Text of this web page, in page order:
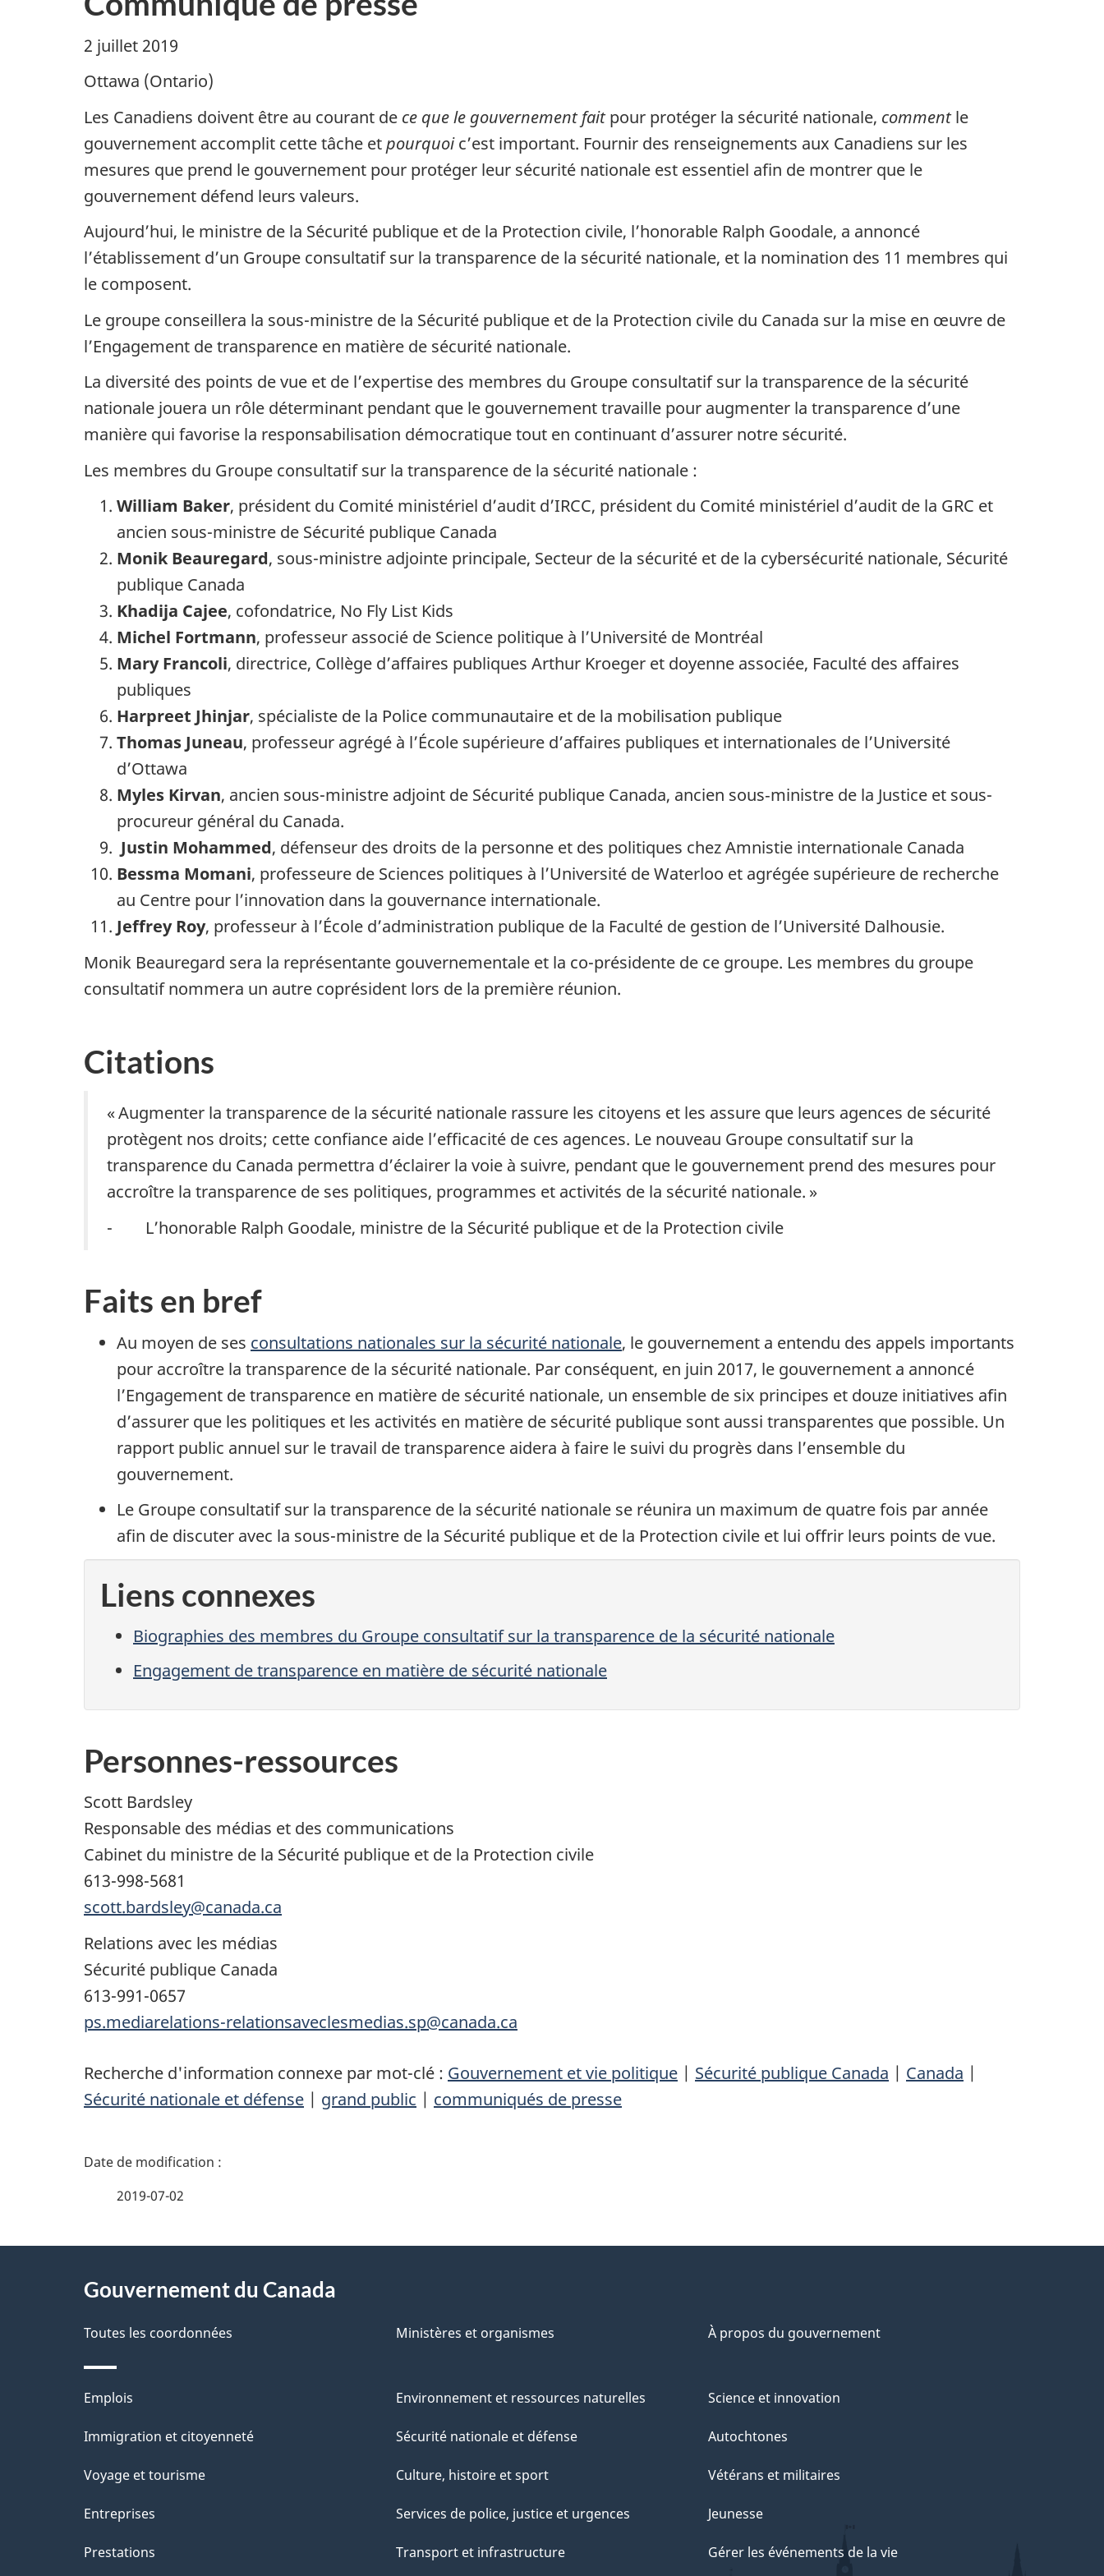
2 juillet 2019
Ottawa (Ontario)
Les Canadiens doivent être au courant de ce que le gouvernement faitpour protéger la sécurité nationale, commentle
gouvernement accomplit cette tâche etpourquoic’est important. Fournir des renseignements aux Canadiens sur les
mesures que prend le gouvernement pour protéger leur sécurité nationale est essentiel afin de montrer que le
gouvernement défend leurs valeurs.
Aujourd’hui, le ministre de la Sécurité publique et de la Protection civile, l’honorable Ralph Goodale, a annoncé
l’établissement d’un Groupe consultatif sur la transparence de la sécurité nationale, et la nomination des 11 membres qui
le composent.
Le groupe conseillera la sous-ministre de la Sécurité publique et de la Protection civile du Canada sur la mise en œuvre de
l’Engagement de transparence en matière de sécurité nationale.
La diversité des points de vue et de l’expertise des membres du Groupe consultatif sur la transparence de la sécurité
nationale jouera un rôle déterminant pendant que le gouvernement travaille pour augmenter la transparence d’une
manière qui favorise la responsabilisation démocratique tout en continuant d’assurer notre sécurité.
Les membres du Groupe consultatif sur la transparence de la sécurité nationale :
William Baker, président du Comité ministériel d’audit d’IRCC, président du Comité ministériel d’audit de la GRC et
ancien sous-ministre de Sécurité publique Canada
Monik Beauregard, sous-ministre adjointe principale, Secteur de la sécurité et de la cybersécurité nationale, Sécurité
publique Canada
Khadija Cajee, cofondatrice, No Fly List Kids
Michel Fortmann, professeur associé de Science politique à l’Université de Montréal
Mary Francoli, directrice, Collège d’affaires publiques Arthur Kroeger et doyenne associée, Faculté des affaires
publiques
Harpreet Jhinjar, spécialiste de la Police communautaire et de la mobilisation publique
Thomas Juneau, professeur agrégé à l’École supérieure d’affaires publiques et internationales de l’Université
d’Ottawa
Myles Kirvan, ancien sous-ministre adjoint de Sécurité publique Canada, ancien sous‑ministre de la Justice et sous-
procureur général du Canada.
Justin Mohammed, défenseur des droits de la personne et des politiques chez Amnistie internationale Canada
Bessma Momani, professeure de Sciences politiques à l’Université de Waterloo et agrégée supérieure de recherche
au Centre pour l’innovation dans la gouvernance internationale.
Jeffrey Roy, professeur à l’École d’administration publique de la Faculté de gestion de l’Université Dalhousie.
Monik Beauregard sera la représentante gouvernementale et la co-présidente de ce groupe. Les membres du groupe
consultatif nommera un autre coprésident lors de la première réunion.
Citations
« Augmenter la transparence de la sécurité nationale rassure les citoyens et les assure que leurs agences de sécurité
protègent nos droits; cette confiance aide l’efficacité de ces agences. Le nouveau Groupe consultatif sur la
transparence du Canada permettra d’éclairer la voie à suivre, pendant que le gouvernement prend des mesures pour
accroître la transparence de ses politiques, programmes et activités de la sécurité nationale. »
- L’honorable Ralph Goodale, ministre de la Sécurité publique et de la Protection civile
Faits en bref
Au moyen de ses consultations nationales sur la sécurité nationale, le gouvernement a entendu des appels importants
pour accroître la transparence de la sécurité nationale. Par conséquent, en juin 2017, le gouvernement a annoncé
l’Engagement de transparence en matière de sécurité nationale, un ensemble de six principes et douze initiatives afin
d’assurer que les politiques et les activités en matière de sécurité publique sont aussi transparentes que possible. Un
rapport public annuel sur le travail de transparence aidera à faire le suivi du progrès dans l’ensemble du
gouvernement.
Le Groupe consultatif sur la transparence de la sécurité nationale se réunira un maximum de quatre fois par année
afin de discuter avec la sous-ministre de la Sécurité publique et de la Protection civile et lui offrir leurs points de vue.
Liens connexes
Biographies des membres du Groupe consultatif sur la transparence de la sécurité nationale
Engagement de transparence en matière de sécurité nationale
Personnes-ressources
Scott Bardsley
Responsable des médias et des communications
Cabinet du ministre de la Sécurité publique et de la Protection civile
613-998-5681
scott.bardsley@canada.ca
Relations avec les médias
Sécurité publique Canada
613-991-0657
ps.mediarelations-relationsaveclesmedias.sp@canada.ca
Recherche d'information connexe par mot-clé : Gouvernement et vie politique | Sécurité publique Canada | Canada |
Sécurité nationale et défense | grand public | communiqués de presse
D
a
l
s
d
e
l
a
2019-07-02
proposGouvernement du Canada
Toutes les coordonnées Ministères et organismes À propos du gouvernement
Thèmes
et
Emplois
Immigration et citoyenneté
Voyage et tourisme
Entreprises
Prestations
Environnement et ressources naturelles
Sécurité nationale et défense
Culture, histoire et sport
Services de police, justice et urgences
Transport et infrastructure
Science et innovation
Autochtones
Vétérans et militaires
Jeunesse
Gérer les événements de la vie